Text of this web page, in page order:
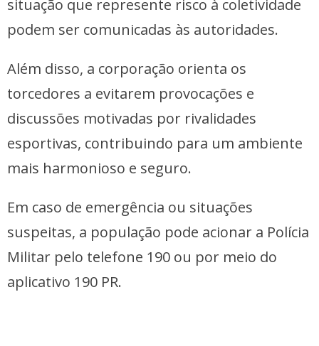
situação que represente risco à coletividade
podem ser comunicadas às autoridades.
Além disso, a corporação orienta os
torcedores a evitarem provocações e
discussões motivadas por rivalidades
esportivas, contribuindo para um ambiente
mais harmonioso e seguro.
Em caso de emergência ou situações
suspeitas, a população pode acionar a Polícia
Militar pelo telefone 190 ou por meio do
aplicativo 190 PR.